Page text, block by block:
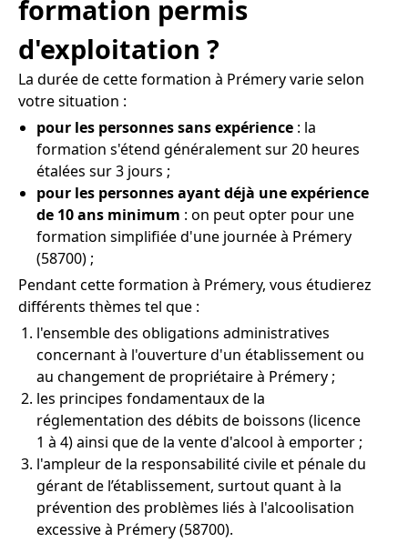
formation permis
d'exploitation ?
La durée de cette formation à Prémery varie selon
votre situation :
pour les personnes sans expérience : la
formation s'étend généralement sur 20 heures
étalées sur 3 jours ;
pour les personnes ayant déjà une expérience
de 10 ans minimum : on peut opter pour une
formation simplifiée d'une journée à Prémery
(58700) ;
Pendant cette formation à Prémery, vous étudierez
différents thèmes tel que :
l'ensemble des obligations administratives
concernant à l'ouverture d'un établissement ou
au changement de propriétaire à Prémery ;
les principes fondamentaux de la
réglementation des débits de boissons (licence
1 à 4) ainsi que de la vente d'alcool à emporter ;
l'ampleur de la responsabilité civile et pénale du
gérant de l’établissement, surtout quant à la
prévention des problèmes liés à l'alcoolisation
excessive à Prémery (58700).